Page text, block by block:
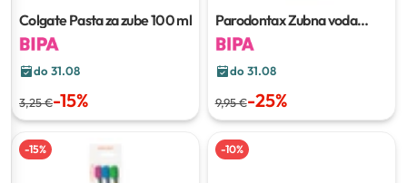
Colgate Pasta za zube100 ml
do 31.08
3,25 €-15%
Parodontax Zubna voda
Extra300 ml
do 31.08
9,95 €-25%
-15% -10%